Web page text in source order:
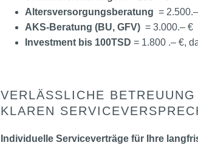
Altersversorgungsberatung =
AKS-Beratung (BU, GFV) = 3.000.– €
Investment bis 100TSD = 1.800 .– €,
VERLÄSSLICHE
KLAREN
Individuelle Serviceverträge für Ihre